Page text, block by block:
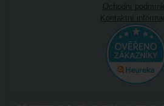
Ochodní
Kontaktní